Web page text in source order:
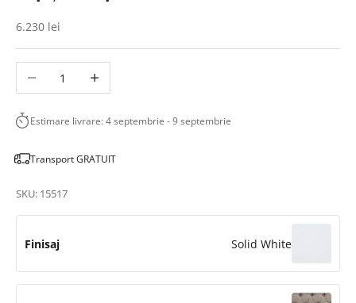
Sale price
6.230 lei
Scade cantitateaCrește cantitatea
Estimare livrare: 4 septembrie - 9 septembrie
Transport GRATUIT
SKU: 15517
Finisaj Solid White